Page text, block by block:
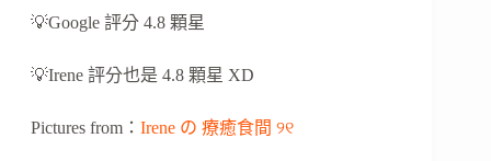
💡Google 評分 4.8 顆星
💡Irene 評分也是 4.8 顆星 XD
Pictures from： Irene の 療癒食間 ୨୧